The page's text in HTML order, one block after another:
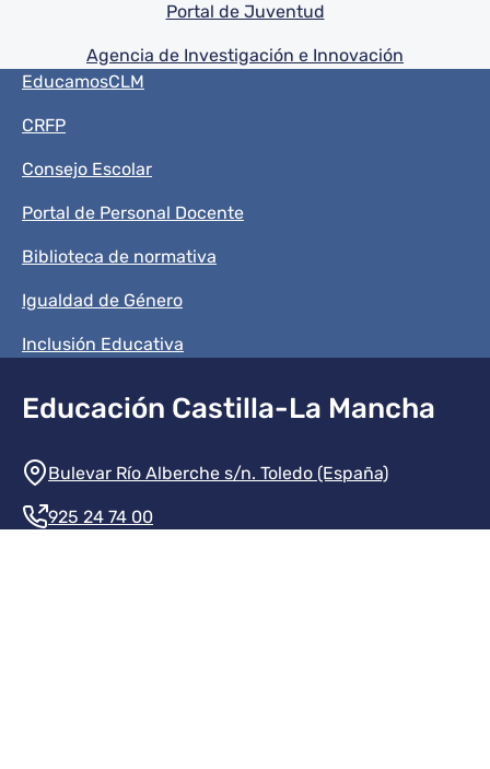
Portal de Juventud
Agencia de Investigación e Innovación
Menú del pie
EducamosCLM
CRFP
Consejo Escolar
Portal de Personal Docente
Biblioteca de normativa
Igualdad de Género
Inclusión Educativa
Educación Castilla-La Mancha
Información de la institución
Bulevar Río Alberche s/n. Toledo (España)
925 24 74 00